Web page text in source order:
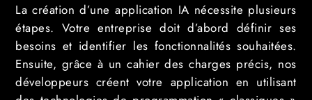
La création d’une application IA nécessite plusieurs
étapes. Votre entreprise doit d’abord définir ses
besoins et identifier les fonctionnalités souhaitées.
Ensuite, grâce à un cahier des charges précis, nos
développeurs créent votre application en utilisant